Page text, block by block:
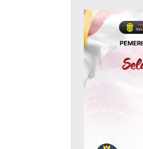
Dinas PUPR
Tindak